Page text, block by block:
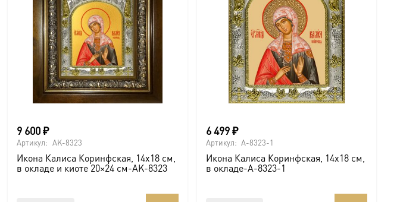
9 600₽
Артикул: AK-8323
Икона Калиса Коринфская, 14х18 см,
в окладе и киоте 20×24 см-AK-8323
6 499₽
Артикул: A-8323-1
Икона Калиса Коринфская, 14х18 см,
в окладе-A-8323-1